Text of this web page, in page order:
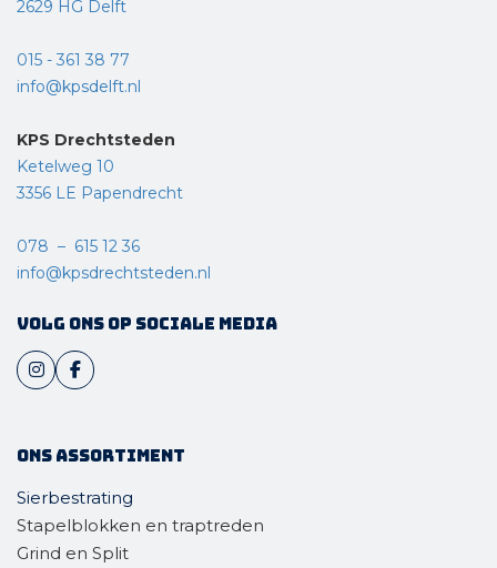
tot leven kunnen brengen.
2629 HG Delft
015 - 361 38 77
info@kpsdelft.nl
KPS Drechtsteden
Ketelweg 10
3356 LE Papendrecht
078 – 615 12 36
info@kpsdrechtsteden.nl
Volg ons op sociale media
Ons assortiment
Sierbestrating
Stapelblokken en traptreden
Grind en Split